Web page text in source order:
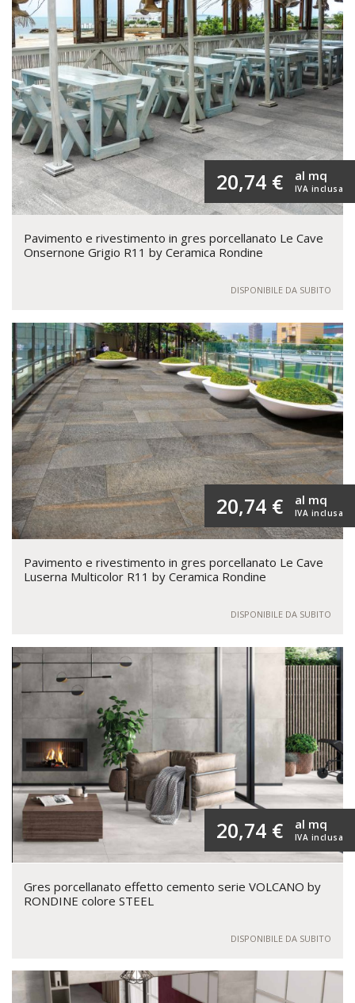
20,74 € IVA inclusa
al mq
Pavimento e rivestimento in gres porcellanato Le Cave
Onsernone Grigio R11 by Ceramica Rondine
DISPONIBILE DA SUBITO
20,74 € IVA inclusa
al mq
Pavimento e rivestimento in gres porcellanato Le Cave
Luserna Multicolor R11 by Ceramica Rondine
DISPONIBILE DA SUBITO
20,74 € IVA inclusa
al mq
Gres porcellanato effetto cemento serie VOLCANO by
RONDINE colore STEEL
DISPONIBILE DA SUBITO